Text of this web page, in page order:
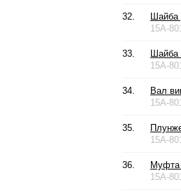
32.
Шайба
15A-
33.
Шайба
15A-
34.
Вал
15A-
35.
15A-
36.
Муфта
15A-